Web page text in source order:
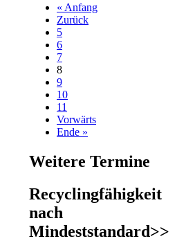
« Anfang
Zurück
5
6
7
8
9
10
11
Vorwärts
Ende »
Weitere Termine
Recyclingfähigkeit
nach
Mindeststandard>>